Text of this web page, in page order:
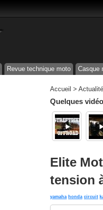
Revue technique moto Casque
Accueil >
Quelques
Elite
tension
yamaha honda circuit